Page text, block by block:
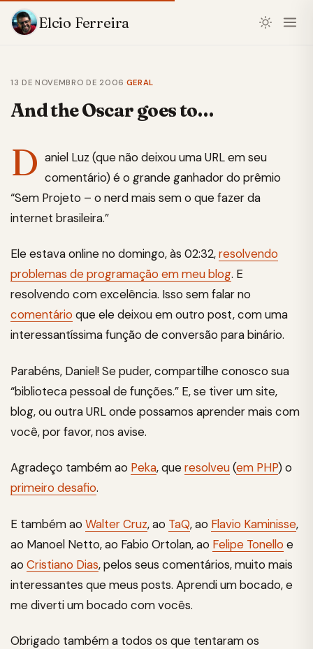
Elcio Ferreira
13 DE NOVEMBRO DE 2006 GERAL
And the Oscar goes to…
D aniel Luz (que não deixou uma URL em seu
comentário) é o grande ganhador do prêmio
“Sem Projeto – o nerd mais sem o que fazer da
internet brasileira.”
Ele estava online no domingo, às 02:32,resolvendo
problemas de programação em meu blog. E
resolvendo com excelência. Isso sem falar no
comentário que ele deixou em outro post, com uma
interessantíssima função de conversão para binário.
Parabéns, Daniel! Se puder, compartilhe conosco sua
“biblioteca pessoal de funções.” E, se tiver um site,
blog, ou outra URL onde possamos aprender mais com
você, por favor, nos avise.
Agradeço também ao Peka, queresolveu(em PHP) o
primeiro desafio.
E também ao Walter Cruz, ao TaQ, ao Flavio Kaminisse,
ao Manoel Netto, ao Fabio Ortolan, ao Felipe Tonello e
ao Cristiano Dias, pelos seus comentários, muito mais
interessantes que meus posts. Aprendi um bocado, e
me diverti um bocado com vocês.
Obrigado também a todos os que tentaram os